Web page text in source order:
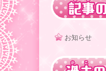
お知らせ